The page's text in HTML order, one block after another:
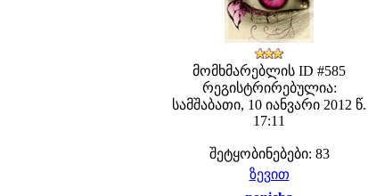
მომხმარებლის ID #585
რეგისტრირებულია:
სამშაბათი, 10 იანვარი 2012 წ.
17:11
შეტყობინებები: 83
ზევით